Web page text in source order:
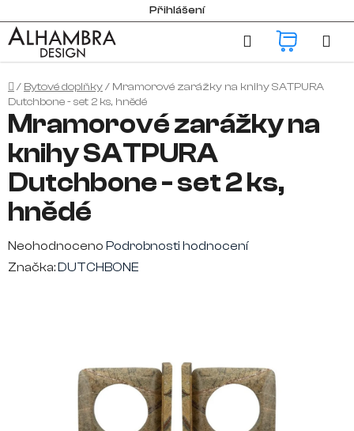
na
obsah
Přihlášení
Hledat
Domů
/ Bytové doplňky/ Mramorové zarážky na knihy SATPURA
Dutchbone - set 2 ks, hnědé
Mramorové zarážky na
knihy SATPURA
Dutchbone - set 2 ks,
hnědé
Průměrné
hodnocení
Neohodnoceno Podrobnosti hodnocení
Značka:DUTCHBONE